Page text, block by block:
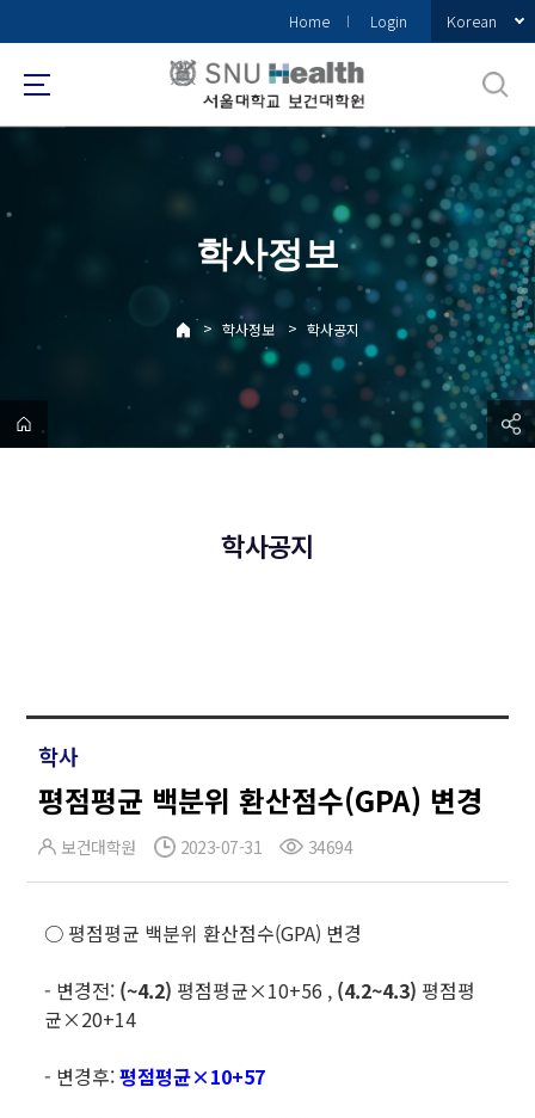
로
메
Home Login Korean
학사정보
> 학사정보 > 학사공지
학사공지
학사
평점평균 백분위 환산점수(GPA) 변경
보건대학원 2023-07-31 34694
○ 평점평균 백분위 환산점수(GPA) 변경
- 변경전: (~4.2) 평점평균×10+56 , (4.2~4.3) 평점평
균×20+14
- 변경후:평점평균×10+57